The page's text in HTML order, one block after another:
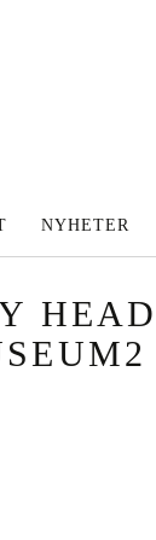
NYHETER